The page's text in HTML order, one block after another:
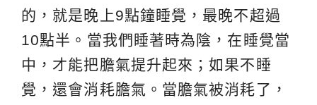
的，就是晚上9點鐘睡覺，最晚不超過
10點半。當我們睡著時為陰，在睡覺當
中，才能把膽氣提升起來；如果不睡
覺，還會消耗膽氣。當膽氣被消耗了，